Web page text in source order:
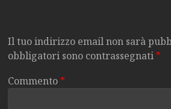
Il tuo indirizzo email non sarà
obbligatori sono contrassegnati *
Commento *